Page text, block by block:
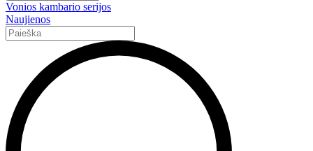
Vonios kambario serijos
Naujienos